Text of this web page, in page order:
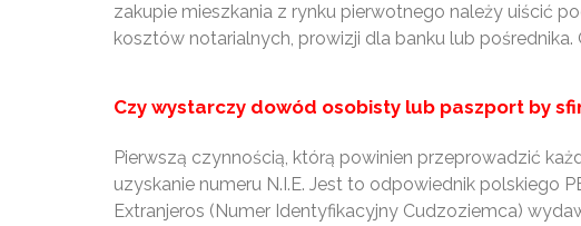
zakupie mieszkania z rynku pierwotnego należy uiścić
kosztów notarialnych, prowizji dla banku lub
Czy wystarczy dowód osobisty lub paszport by
Pierwszą czynnością, którą powinien przeprowadzić
uzyskanie numeru N.I.E. Jest to odpowiednik polskiego
Extranjeros (Numer Identyfikacyjny Cudzoziemca)